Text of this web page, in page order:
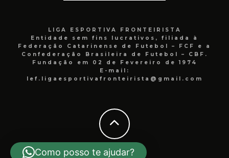
LIGA ESPORTIVA FRONTEIRISTA
Entidade sem fins lucrativos, filiada à
Federação Catarinense de Futebol – FCF e a
Confederação Brasileira de Futebol – CBF.
Fundação em 02 de Fevereiro de 1974
E-mail:
lef.ligaesportivafronteirista@gmail.com
Como posso te ajudar?